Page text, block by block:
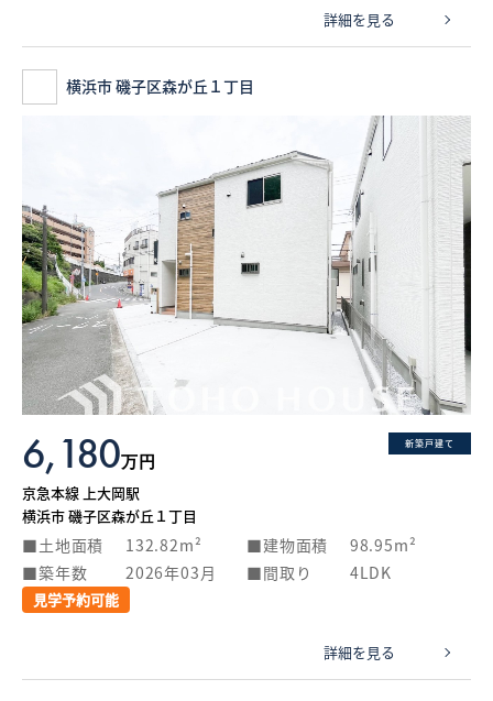
詳細を見る
横浜市 磯子区森が丘１丁目
新築戸建て
6,180万円
京急本線 上大岡駅
横浜市 磯子区森が丘１丁目
土地面積 132.82m² 建物面積
98.95m²
築年数
2026年03月 間取り 4LDK
見学予約可能
詳細を見る